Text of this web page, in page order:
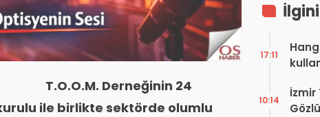
T.O.O.M. Derneğinin 24
ile birlikte sektörde olumlu
17:11
İzmir
10:14